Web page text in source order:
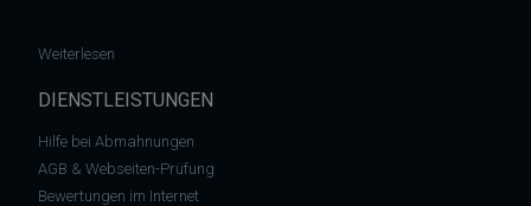
Weiterlesen
DIENSTLEISTUNGEN
Hilfe bei Abmahnungen
AGB & Webseiten-Prüfung
Bewertungen im Internet